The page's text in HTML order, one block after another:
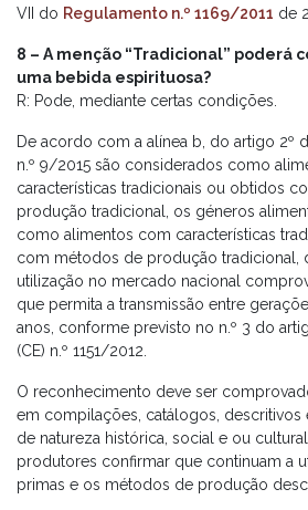
VII do Regulamento n.º 1169/2011 de
8 – A menção “Tradicional” poderá
uma bebida espirituosa?
R: Pode, mediante certas condições.
De acordo com a alínea b, do artigo 2º
n.º 9/2015 são considerados como
características tradicionais ou obtidos
produção tradicional, os géneros
como alimentos com características
com métodos de produção tradicional,
utilização no mercado nacional
que permita a transmissão entre
anos, conforme previsto no n.º 3 do
(CE) n.º 1151/2012.
O reconhecimento deve ser
em compilações, catálogos,
de natureza histórica, social e ou
produtores confirmar que continuam a
primas e os métodos de produção